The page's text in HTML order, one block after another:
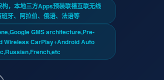
，本地三方Apps预装联禧互联无线
牙、阿拉伯、俄语、法语等
GMS architecture,Pre-
Wireless CarPlay+Android Auto